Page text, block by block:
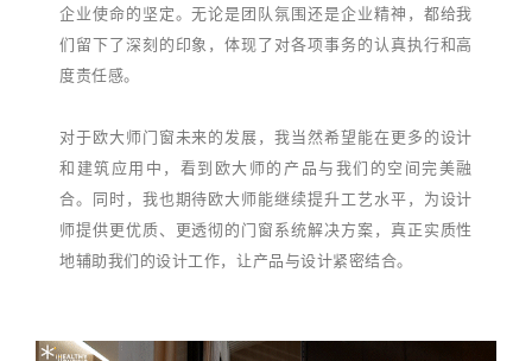
企业使命的坚定。无论是团队氛围还是企业精神，都给我
们留下了深刻的印象，体现了对各项事务的认真执行和高
度责任感。
对于欧大师门窗未来的发展，我当然希望能在更多的设计
和建筑应用中，看到欧大师的产品与我们的空间完美融
合。同时，我也期待欧大师能继续提升工艺水平，为设计
师提供更优质、更透彻的门窗系统解决方案，真正实质性
地辅助我们的设计工作，让产品与设计紧密结合。